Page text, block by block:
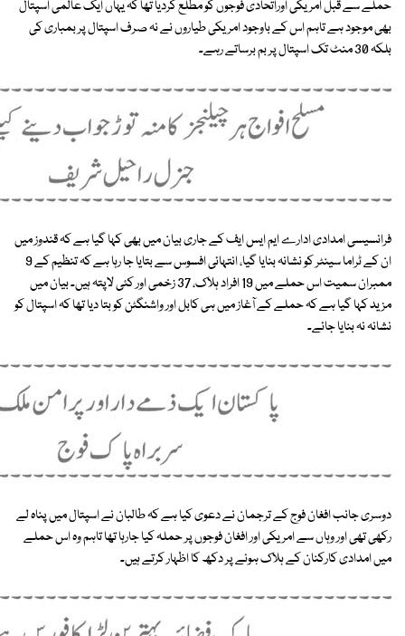
حملے سے قبل امریکی اوراتحادی فوجوں کو مطلع کردیا تھا کہ یہاں ایک عالمی اسپتال
بھی موجود ہے تاہم اس کے باوجود امریکی طیاروں نے نہ صرف اسپتال پر بمباری کی
بلکہ 30 منٹ تک اسپتال پر بم برساتے رہے۔
فرانسیسی امدادی ادارے ایم ایس ایف کے جاری بیان میں بھی کہا گیا ہے کہ قندوز میں
ان کے ٹراما سینٹر کو نشانہ بنایا گیا، انتہائی افسوس سے بتایا جا رہا ہے کہ تنظیم کے 9
ممبران سمیت اس حملے میں 19 افراد ہلاک، 37 زخمی اور کئی لاپتہ ہیں۔ بیان میں
مزید کہا گیا ہے کہ حملے کے آغاز میں ہی کابل اور واشنگٹن کو بتا دیا تھا کہ اسپتال کو
نشانہ نہ بنایا جائے۔
دوسری جانب افغان فوج کے ترجمان نے دعوی کیا ہے کہ طالبان نے اسپتال میں پناہ لے
رکھی تھی اور وہاں سے امریکی اور افغان فوجوں پر حملہ کیا جارہا تھا تاہم وہ اس حملے
میں امدادی کارکنان کے ہلاک ہونے پر دکھ کا اظہار کرتے ہیں۔